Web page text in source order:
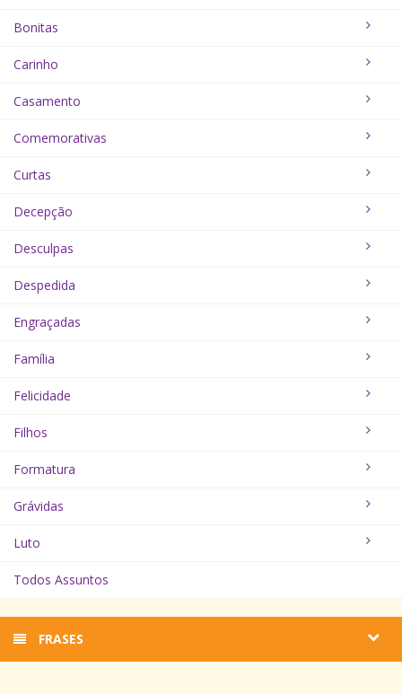
Bonitas
Carinho
Casamento
Comemorativas
Curtas
Decepção
Desculpas
Despedida
Engraçadas
Família
Felicidade
Filhos
Formatura
Grávidas
Luto
Todos Assuntos
FRASES